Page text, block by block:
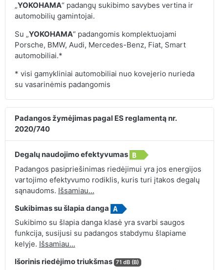
„YOKOHAMA“ padangų sukibimo savybes vertina ir
automobilių gamintojai.
Su „YOKOHAMA“ padangomis komplektuojami
Porsche, BMW, Audi, Mercedes-Benz, Fiat, Smart
automobiliai.*
* visi gamykliniai automobiliai nuo kovejerio nurieda
su vasarinėmis padangomis
Padangos žymėjimas pagal ES reglamentą nr.
2020/740
Degalų naudojimo efektyvumas
Padangos pasipriešinimas riedėjimui yra jos energijos
vartojimo efektyvumo rodiklis, kuris turi įtakos degalų
sąnaudoms. Išsamiau...
Sukibimas su šlapia danga
Sukibimo su šlapia danga klasė yra svarbi saugos
funkcija, susijusi su padangos stabdymu šlapiame
kelyje. Išsamiau...
Išorinis riedėjimo triukšmas 71 dB (B)